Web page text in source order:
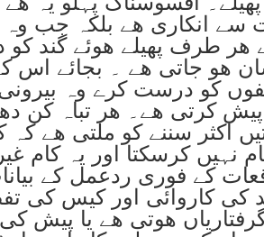
انکاری ھے بلکہ جب وہ
ھر طرف پھیلے ھوئے گند کو
ھو جاتی ھے ۔ بجائے اس
کو درست کرے وہ
پیش کرتی ھے۔ ھر تباہ کن
اکثر سننے کو ملتی ھے کہ
نہیں کرسکتا اور یہ کام
کے فوری ردعمل کے
کی کاروائی اور کیس کی
ھوتی ھے یا پیش